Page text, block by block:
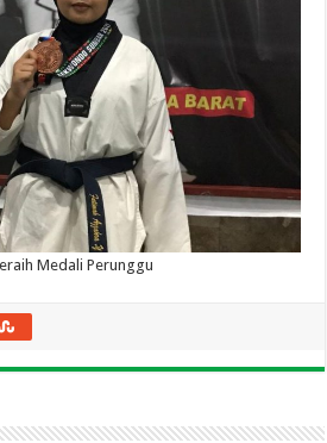
Medali Perunggu